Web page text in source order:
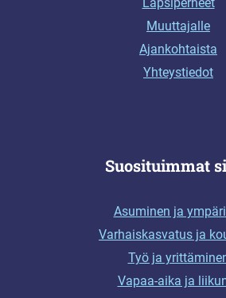
Muuttajalle
Ajankohtaista
Yhteystiedot
Suosituimmat
Asuminen ja
Varhaiskasvatus ja
Työ ja
Vapaa-aika ja